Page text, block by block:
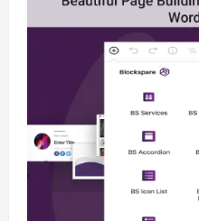
Berita
BMP